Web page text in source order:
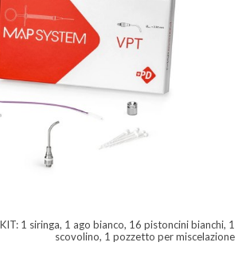
1 siringa, 1 ago bianco, 16 pistoncini bianchi, 1
scovolino, 1 pozzetto per miscelazione